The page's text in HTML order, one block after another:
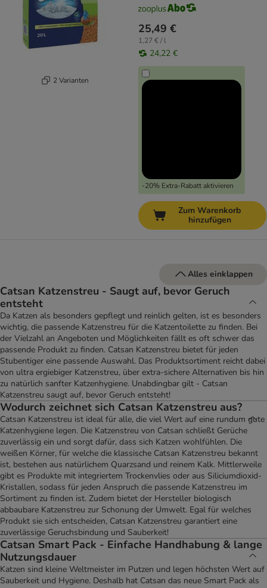
2 Varianten
25,49 €
1,27 € / l
24,22 €
-20% Extra-Rabatt aktivieren
Zum Warenkorb
hinzufügen
Alles einklappen
Catsan Katzenstreu - Saugt auf, bevor Geruch
entsteht
Da Katzen als besonders gepflegt und reinlich gelten, ist es besonders
wichtig, die passende Katzenstreu für die Katzentoilette zu finden. Bei
der Vielzahl an Angeboten und Möglichkeiten fällt es oft schwer das
passende Produkt zu finden. Catsan Katzenstreu bietet für jeden
Stubentiger eine passende Auswahl. Das Produktsortiment reicht dabei
von ultra ergiebiger Katzenstreu, über extra-sichere Alternativen bis hin
zu natürlich sanfter Katzenhygiene. Unabdingbar gilt - Catsan
Katzenstreu saugt auf, bevor Geruch entsteht!
Wodurch zeichnet sich Catsan Katzenstreu aus?
Catsan Katzenstreu ist ideal für alle, die viel Wert auf eine rundum gute
Katzenhygiene legen. Die Katzenstreu von Catsan schließt Gerüche
zuverlässig ein und sorgt dafür, dass sich Katzen wohlfühlen. Die
weißen Körner, für welche die klassische Catsan Katzenstreu bekannt
ist, bestehen aus natürlichem Quarzsand und reinem Kalk. Mittlerweile
gibt es Produkte mit integriertem Trockenvlies oder aus Siliciumdioxid-
Kristallen, sodass für jeden Anspruch die passende Katzenstreu im
Sortiment zu finden ist. Zudem bietet der Hersteller biologisch
abbaubare Katzenstreu zur Schonung der Umwelt. Egal für welches
Produkt sie sich entscheiden, Catsan Katzenstreu garantiert eine
zuverlässige Geruchsbindung und Sauberkeit!
Catsan Smart Pack - Einfache Handhabung & lange
Nutzungsdauer
Katzen sind kleine Weltmeister im Putzen und legen höchsten Wert auf
Sauberkeit und Hygiene. Deshalb hat Catsan das neue Smart Pack als